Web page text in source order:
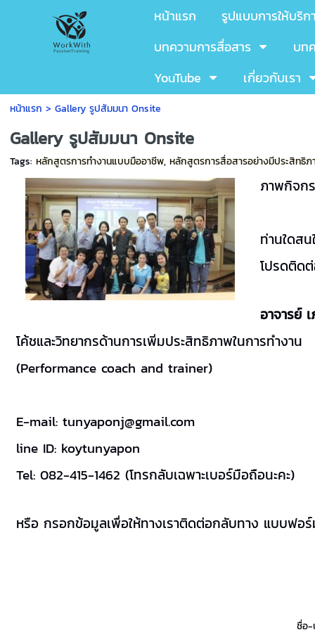
หน้าแรก รูปแบบการให้บริก
บทความการสื่อสาร
บท
YouTube
เกี่ยวกับเรา
หน้าแรก > Gallery รูปสัมมนา Onsite
Gallery รูปสัมมนา Onsite
Tags: หลักสูตรการทำงานแบบมืออาชีพ, หลักสูตรการสื่อสารอย่างมีประสิทธิภ
ภาพกิจก
ท่านใดส
โปรดติด
อาจารย์
โค้ชและวิทยากรด้านการเพิ่มประสิทธิภาพในการทำงาน
(Performance coach and trainer)
E-mail: tunyaponj@gmail.com
line ID: koytunyapon
Tel: 082-415-1462 (โทรกลับเฉพาะเบอร์มือถือนะคะ)
หรือ กรอกข้อมูลเพื่อให้ทางเราติดต่อกลับทาง แบบฟอ
ชื่อ-